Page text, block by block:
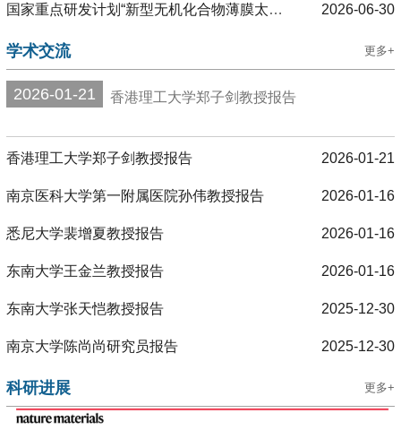
国家重点研发计划“新型无机化合物薄膜太阳能电池”项目中期进展交流会在南京邮电大学召开 2026-06-30
学术交流 更多+
2026-01-21 香港理工大学郑子剑教授报告
香港理工大学郑子剑教授报告 2026-01-21
南京医科大学第一附属医院孙伟教授报告 2026-01-16
悉尼大学裴增夏教授报告 2026-01-16
东南大学王金兰教授报告 2026-01-16
东南大学张天恺教授报告 2025-12-30
南京大学陈尚尚研究员报告 2025-12-30
科研进展 更多+